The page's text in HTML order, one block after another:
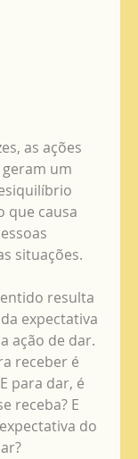
as ações
um
que causa
situações.
resulta
expectativa
ação de dar.
receber é
para dar, é
receba? E
do